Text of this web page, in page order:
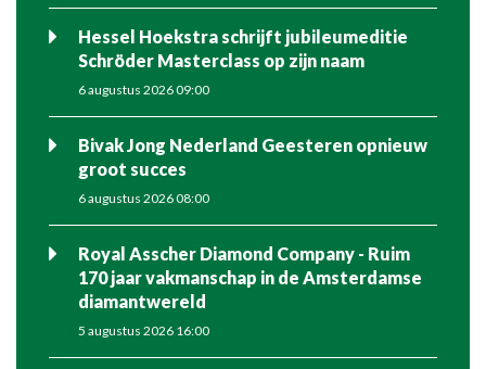
Hessel Hoekstra schrijft jubileumeditie
Schröder Masterclass op zijn naam
6 augustus 2026 09:00
Bivak Jong Nederland Geesteren opnieuw
groot succes
6 augustus 2026 08:00
Royal Asscher Diamond Company - Ruim
170 jaar vakmanschap in de Amsterdamse
diamantwereld
5 augustus 2026 16:00